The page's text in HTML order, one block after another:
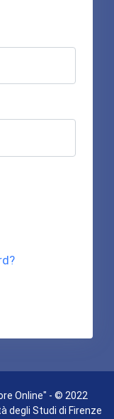
Online" - © 2022
degli Studi di Firenze